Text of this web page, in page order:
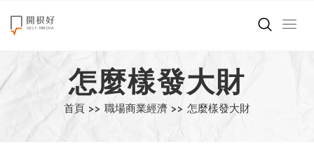
來點正能量
世界在想什麼
創造美好生活
怎麼樣發大財
首頁 >> 職場商業經濟 >> 怎麼樣發大財